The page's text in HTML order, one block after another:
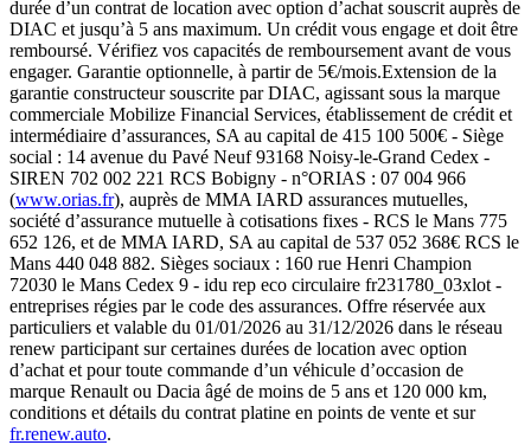
durée d’un contrat de location avec option d’achat souscrit auprès de
DIAC et jusqu’à 5 ans maximum. Un crédit vous engage et doit être
remboursé. Vérifiez vos capacités de remboursement avant de vous
engager. Garantie optionnelle, à partir de 5€/mois.Extension de la
garantie constructeur souscrite par DIAC, agissant sous la marque
commerciale Mobilize Financial Services, établissement de crédit et
intermédiaire d’assurances, SA au capital de 415 100 500€ - Siège
social : 14 avenue du Pavé Neuf 93168 Noisy-le-Grand Cedex -
SIREN 702 002 221 RCS Bobigny - n°ORIAS : 07 004 966
(www.orias.fr), auprès de MMA IARD assurances mutuelles,
société d’assurance mutuelle à cotisations fixes - RCS le Mans 775
652 126, et de MMA IARD, SA au capital de 537 052 368€ RCS le
Mans 440 048 882. Sièges sociaux : 160 rue Henri Champion
72030 le Mans Cedex 9 - idu rep eco circulaire fr231780_03xlot -
entreprises régies par le code des assurances. Offre réservée aux
particuliers et valable du 01/01/2026 au 31/12/2026 dans le réseau
renew participant sur certaines durées de location avec option
d’achat et pour toute commande d’un véhicule d’occasion de
marque Renault ou Dacia âgé de moins de 5 ans et 120 000 km,
conditions et détails du contrat platine en points de vente et sur
fr.renew.auto.